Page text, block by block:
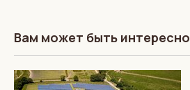
Вам может быть интересно